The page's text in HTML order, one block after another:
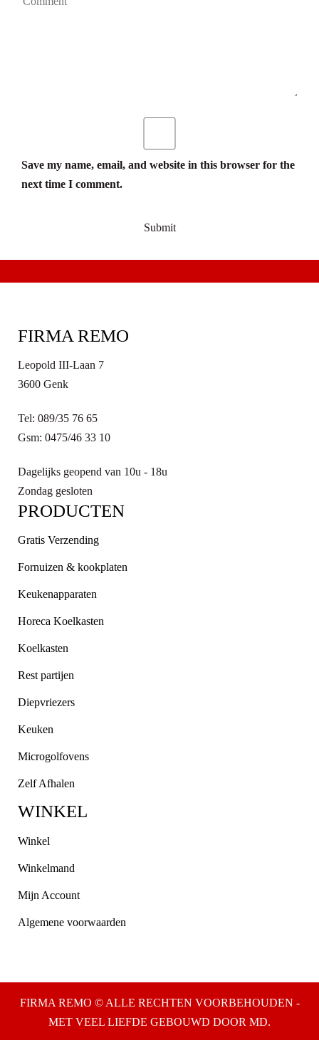
Save my name, email, and website in this browser for the
next time I comment.
FIRMA REMO
Leopold III-Laan 7
3600 Genk
Tel: 089/35 76 65
Gsm: 0475/46 33 10
Dagelijks geopend van 10u - 18u
Zondag gesloten
PRODUCTEN
Gratis Verzending
Fornuizen & kookplaten
Keukenapparaten
Horeca Koelkasten
Koelkasten
Rest partijen
Diepvriezers
Keuken
Microgolfovens
Zelf Afhalen
WINKEL
Winkel
Winkelmand
Mijn Account
Algemene voorwaarden
FIRMA REMO © ALLE RECHTEN VOORBEHOUDEN -
MET VEEL LIEFDE GEBOUWD DOOR MD.